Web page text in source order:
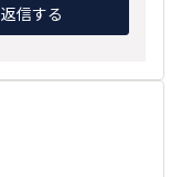
返信する